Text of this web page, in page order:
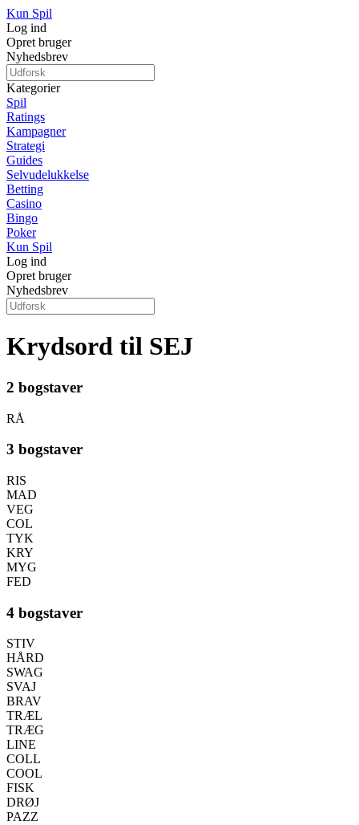
Kun Spil
Log ind
Opret bruger
Nyhedsbrev
Kategorier
Spil
Ratings
Kampagner
Strategi
Guides
Selvudelukkelse
Betting
Casino
Bingo
Poker
Kun Spil
Log ind
Opret bruger
Nyhedsbrev
Krydsord til SEJ
2 bogstaver
RÅ
3 bogstaver
RIS
MAD
VEG
COL
TYK
KRY
MYG
FED
4 bogstaver
STIV
HÅRD
SWAG
SVAJ
BRAV
TRÆL
TRÆG
LINE
COLL
COOL
FISK
DRØJ
PAZZ